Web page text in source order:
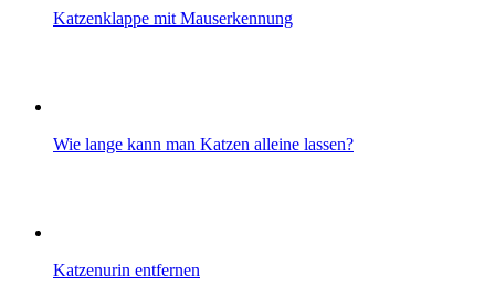
Katzenklappe mit Mauserkennung
Wie lange kann man Katzen alleine lassen?
Katzenurin entfernen